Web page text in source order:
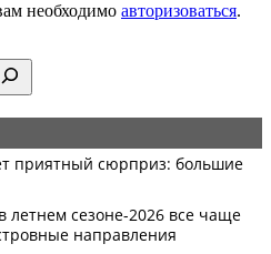
необходимо авторизоваться.